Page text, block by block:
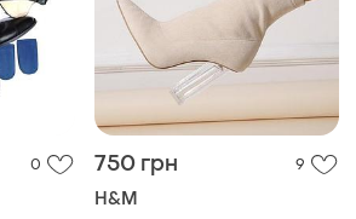
0 750 грн 9
H&M